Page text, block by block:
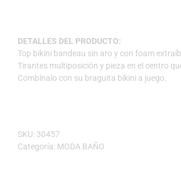
DETALLES DEL PRODUCTO:
Top bikini bandeau sin aro y con foam
Tirantes multiposición y pieza en el centro
Combínalo con su braguita bikini a juego.
SKU: 30457
Categoría: MODA BAÑO